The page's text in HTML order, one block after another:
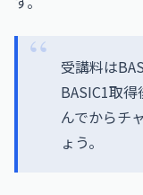
受講料は
BASIC1取
んでからチ
ょう。